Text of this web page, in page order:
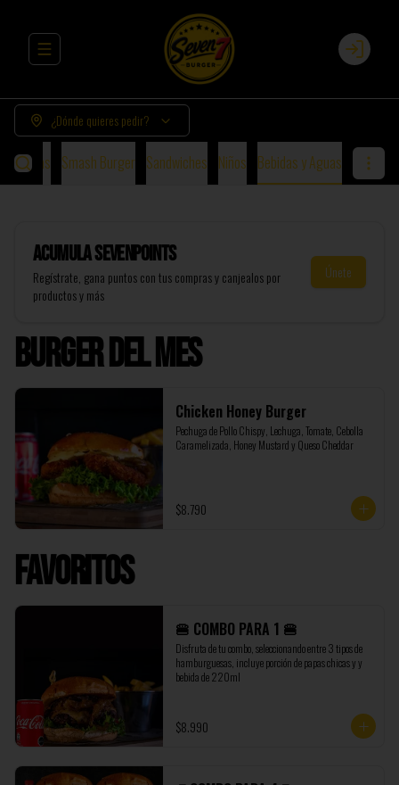
Abrir menu de navegación Login
¿Dónde quieres pedir?
Smash Burger Sandwiches Niños Bebidas y Aguas
AcumulaSevenPoints
Regístrate, gana puntos con tus compras y canjealos por
productos y más
Únete
Burger del Mes
Chicken Honey Burger
Pechuga de Pollo Chispy, Lechuga, Tomate, Cebolla
Caramelizada, Honey Mustard y Queso Cheddar
$8.790
Favoritos
🍔 COMBO PARA 1 🍔
Disfruta de tu combo, seleccionando entre 3 tipos de
hamburguesas, incluye porción de papas chicas y y
bebida de 220ml
$8.990